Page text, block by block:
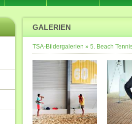
GALERIEN
TSA-Bildergalerien » 5. Beach